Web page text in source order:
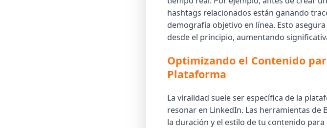
hashtags relacionados están ganando
demografía objetivo en línea. Esto
desde el principio, aumentando
Optimizando el Contenido
Plataforma
La viralidad suele ser específica de la
resonar en LinkedIn. Las herramientas
la duración y el estilo de tu contenido